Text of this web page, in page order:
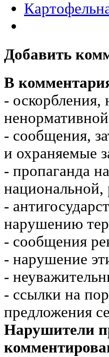
Добавить
В
- оскорбления,
- сообщения,
и охраняемые
- пропаганда
национальной,
-
нарушению
- сообщения
- нарушение
-
- ссылки на
предложения
Нарушители